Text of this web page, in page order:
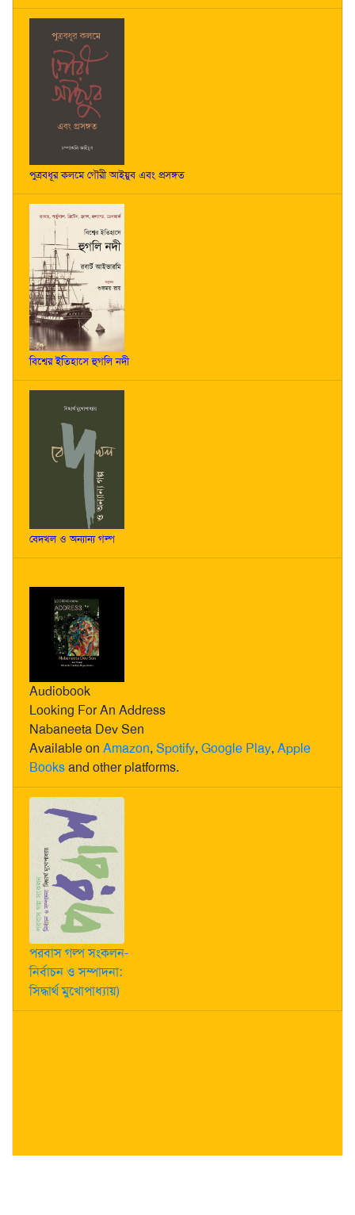
পুত্রবধূর কলমে গৌরী আইয়ুব এবং প্রসঙ্গত
বিশ্বের ইতিহাসে হুগলি নদী
বেদখল ও অন্যান্য গল্প
Audiobook
Looking For An Address
Nabaneeta Dev Sen
Available on Amazon, Spotify, Google Play, Apple
Booksand other platforms.
পরবাস গল্প সংকলন-
নির্বাচন ও সম্পাদনা:
সিদ্ধার্থ মুখোপাধ্যায়)